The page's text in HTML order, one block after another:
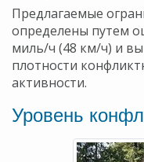
Предлагаемые
определены путем
миль/ч (48 км/ч) и
плотности
активности.
Уровень